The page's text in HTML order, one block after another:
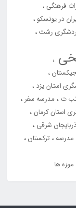
فرهنگی
در یونسکو
رشت
استان یزد
ت
مدرسه سفر
استان کرمان
شرقی
مدرسه ترکستان
موزه ها